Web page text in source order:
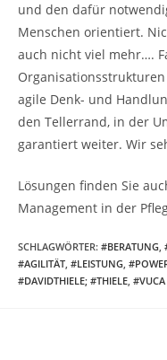
und den dafür
Menschen orientiert.
auch nicht viel mehr….
agile Denk- und
den Tellerrand, in der
garantiert weiter. Wir
Lösungen finden Sie
Management in der
SCHLAGWÖRTER: #BERATUNG,
#AGILITÄT, #LEISTUNG,
#DAVIDTHIELE; #THIELE, #VUCA